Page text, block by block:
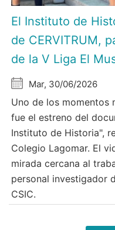
El Instituto de
de CERVITRUM,
de la V Liga El
Mar, 30/06/2026
Uno de los momentos
fue el estreno del
Instituto de Historia",
Colegio Lagomar. El
mirada cercana al
personal investigador
CSIC.